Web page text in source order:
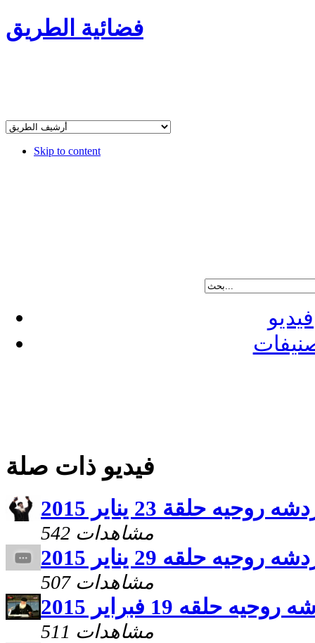
فضائية الطريق
Skip to content
فيديو
فيديو ذات صلة
روحيه حلقة 23 يناير 2015
542 مشاهدات
روحيه حلقه 29 يناير 2015
507 مشاهدات
حلقه 19 فبراير 2015
511 مشاهدات